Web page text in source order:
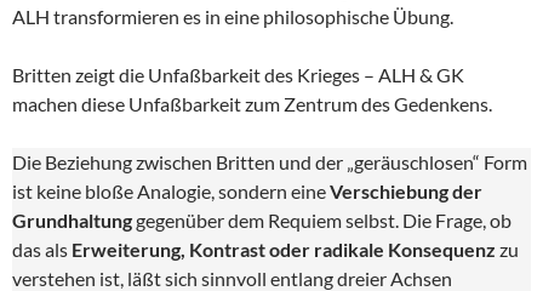
ALH transformieren es in eine philosophische Übung.
Britten zeigt die Unfaßbarkeit des Krieges – ALH & GK
machen diese Unfaßbarkeit zum Zentrum des Gedenkens.
Die Beziehung zwischen Britten und der „geräuschlosen“ Form
ist keine bloße Analogie, sondern eineVerschiebung der
Grundhaltunggegenüber dem Requiem selbst. Die Frage, ob
das als Erweiterung, Kontrast oder radikale Konsequenz zu
verstehen ist, läßt sich sinnvoll entlang dreier Achsen